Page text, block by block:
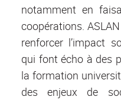
notamment en
coopérations.
renforcer l’impact
qui font écho à des
la formation
des enjeux de